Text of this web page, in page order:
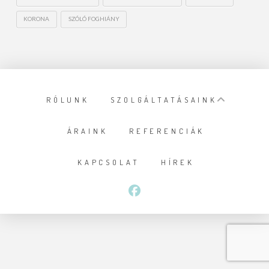
KORONA SZÓLÓ FOGHIÁNY
RÓLUNK SZOLGÁLTATÁSAINK
ÁRAINK REFERENCIÁK
KAPCSOLAT HÍREK